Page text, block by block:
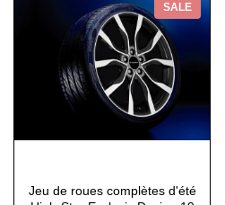
SALE
Jeu de roues complètes d'été